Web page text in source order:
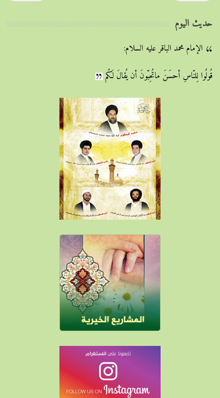
حديث اليوم
الإمام محمد الباقر عليه السلام:
قُولُوا لِلنّاسِ أحسَنَ ماتُحِبّونَ أن يُقالَ لَكُم